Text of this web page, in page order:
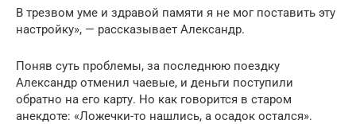
В трезвом уме и здравой памяти я не мог поставить эту
настройку», — рассказывает Александр.
Поняв суть проблемы, за последнюю поездку
Александр отменил чаевые, и деньги поступили
обратно на его карту. Но как говорится в старом
анекдоте: «Ложечки-то нашлись, а осадок остался».